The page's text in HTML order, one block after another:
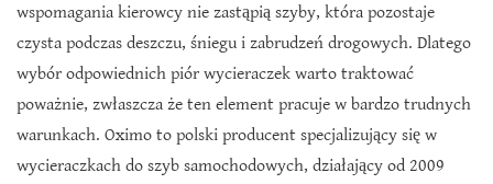
wspomagania kierowcy nie zastąpią szyby, która pozostaje
czysta podczas deszczu, śniegu i zabrudzeń drogowych. Dlatego
wybór odpowiednich piór wycieraczek warto traktować
poważnie, zwłaszcza że ten element pracuje w bardzo trudnych
warunkach. Oximo to polski producent specjalizujący się w
wycieraczkach do szyb samochodowych, działający od 2009